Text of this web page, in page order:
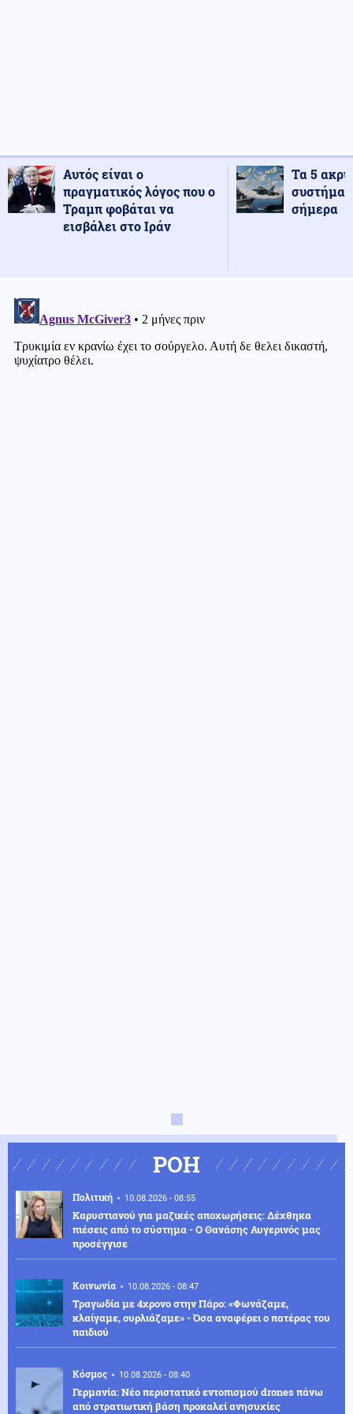
Αυτός είναι ο
πραγματικός λόγος που ο
Τραμπ φοβάται να
εισβάλει στο Ιράν
Τα 5
σήμερα
ΡΟΗ
Πολιτική 10.08.2026 - 08:55
Καρυστιανού για μαζικές αποχωρήσεις: Δέχθηκα
πιέσεις από το σύστημα - Ο Θανάσης Αυγερινός μας
προσέγγισε
Κοινωνία 10.08.2026 - 08:47
Τραγωδία με 4χρονο στην Πάρο: «Φωνάζαμε,
κλαίγαμε, ουρλιάζαμε» - Όσα αναφέρει ο πατέρας του
παιδιού
Κόσμος 10.08.2026 - 08:40
Γερμανία: Νέο περιστατικό εντοπισμού drones πάνω
από στρατιωτική βάση προκαλεί ανησυχίες